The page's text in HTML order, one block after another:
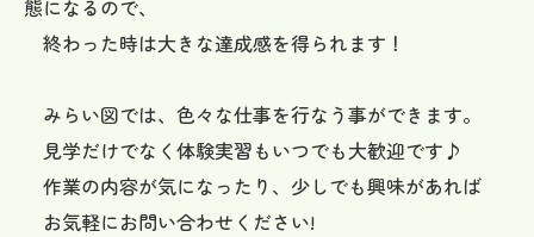
態になるので、
終わった時は大きな達成感を得られます！
みらい図では、色々な仕事を行なう事ができます。
見学だけでなく体験実習もいつでも大歓迎です♪
作業の内容が気になったり、少しでも興味があれば
お気軽にお問い合わせください!